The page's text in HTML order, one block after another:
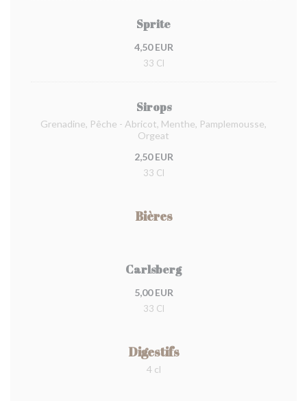
Sprite
4,50 EUR
33 Cl
Sirops
Grenadine, Pêche - Abricot, Menthe, Pamplemousse,
Orgeat
2,50 EUR
33 Cl
Bières
Carlsberg
5,00 EUR
33 Cl
Digestifs
4 cl